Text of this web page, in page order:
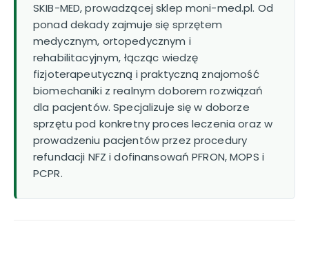
SKIB-MED, prowadzącej sklep moni-med.pl. Od
ponad dekady zajmuje się sprzętem
medycznym, ortopedycznym i
rehabilitacyjnym, łącząc wiedzę
fizjoterapeutyczną i praktyczną znajomość
biomechaniki z realnym doborem rozwiązań
dla pacjentów. Specjalizuje się w doborze
sprzętu pod konkretny proces leczenia oraz w
prowadzeniu pacjentów przez procedury
refundacji NFZ i dofinansowań PFRON, MOPS i
PCPR.